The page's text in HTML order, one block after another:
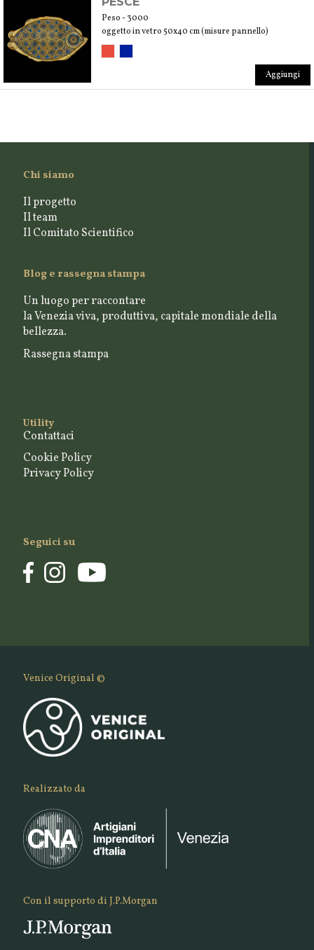
Peso - 3000
oggetto in vetro 50x40 cm (misure pannello)
Aggiungi
Chi siamo
Il progetto
Il team
Il Comitato Scientifico
Blog e rassegna stampa
Un luogo per raccontare
la Venezia viva, produttiva, capitale mondiale della
bellezza.
Rassegna stampa
Utility
Contattaci
Cookie Policy
Privacy Policy
Seguici su
Venice Original ©
Realizzato da
Con il supporto di J.P.Morgan